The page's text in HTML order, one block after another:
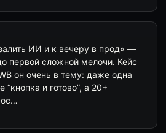
ИИ и к вечеру в прод» —
первой сложной мелочи. Кейс
он очень в тему: даже одна
и готово”, а 20+